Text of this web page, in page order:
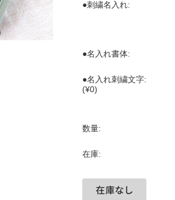
●刺繍名入れ:
●名入れ書体:
●名入れ刺繍文字:
(¥0)
数量:
在庫: